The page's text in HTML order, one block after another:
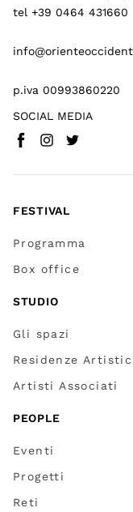
tel +39 0464 431660
p.iva 00993860220
SOCIAL MEDIA
Facebook(
Instagram
Twitter
FESTIVAL
Programma
Box office
STUDIO
Gli spazi
Residenze
Artisti Associati
PEOPLE
Eventi
Progetti
Reti